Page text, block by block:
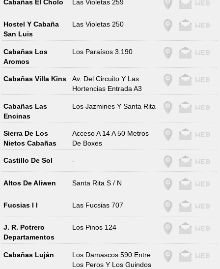
Cabañas El Cholo Las Violetas 259
Hostel Y Cabaña
San Luis
Las Violetas 250
Cabañas Los
Aromos
Los Paraísos 3.190
Cabañas Villa Kins
Av. Del Circuito Y Las
Hortencias Entrada A3
Cabañas Las
Encinas
Los Jazmines Y Santa Rita
Sierra De Los
Nietos Cabañas
Acceso A 14 A 50 Metros
De Boxes
Castillo De Sol -
Altos De Aliwen Santa Rita S / N
Fucsias I I Las Fucsias 707
J. R. Potrero
Departamentos
Los Pinos 124
Cabañas Luján
Los Damascos 590 Entre
Los Peros Y Los Guindos